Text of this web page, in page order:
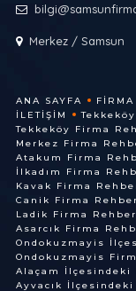
Merkez / Samsun
ANA SAYFA FIRMA
İLETIŞIM
Tekkeköy Firma
Merkez Firma
Atakum Firma
İlkadım Firma
Kavak Firma
Canik Firma
Ladik Firma
Asarcık Firma
Ondokuzmayis
Ondokuzmayis
Alaçam İlçesindeki
Ayvacık